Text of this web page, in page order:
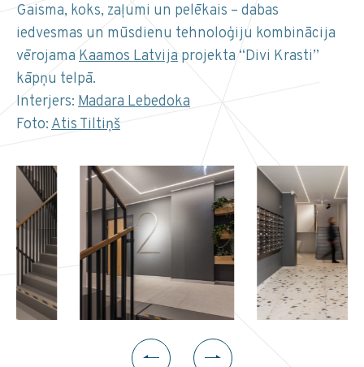
Gaisma, koks, zaļumi un pelēkais – dabas
iedvesmas un mūsdienu tehnoloģiju kombinācija
vērojama Kaamos Latvija projekta “Divi Krasti”
kāpņu telpā.
Interjers: Madara Lebedoka
Foto:Atis Tiltiņš